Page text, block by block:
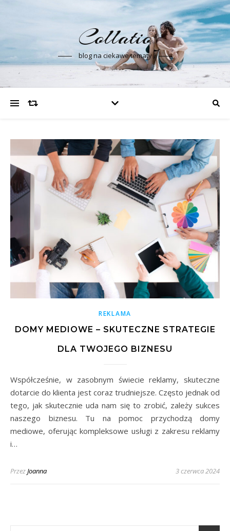
Collatio
blog na ciekawe tematy
REKLAMA
DOMY MEDIOWE – SKUTECZNE STRATEGIE
DLA TWOJEGO BIZNESU
Współcześnie, w zasobnym świecie reklamy, skuteczne
dotarcie do klienta jest coraz trudniejsze. Często jednak od
tego, jak skutecznie uda nam się to zrobić, zależy sukces
naszego biznesu. Tu na pomoc przychodzą domy
mediowe, oferując kompleksowe usługi z zakresu reklamy
i…
PrzezJoanna 3 czerwca 2024